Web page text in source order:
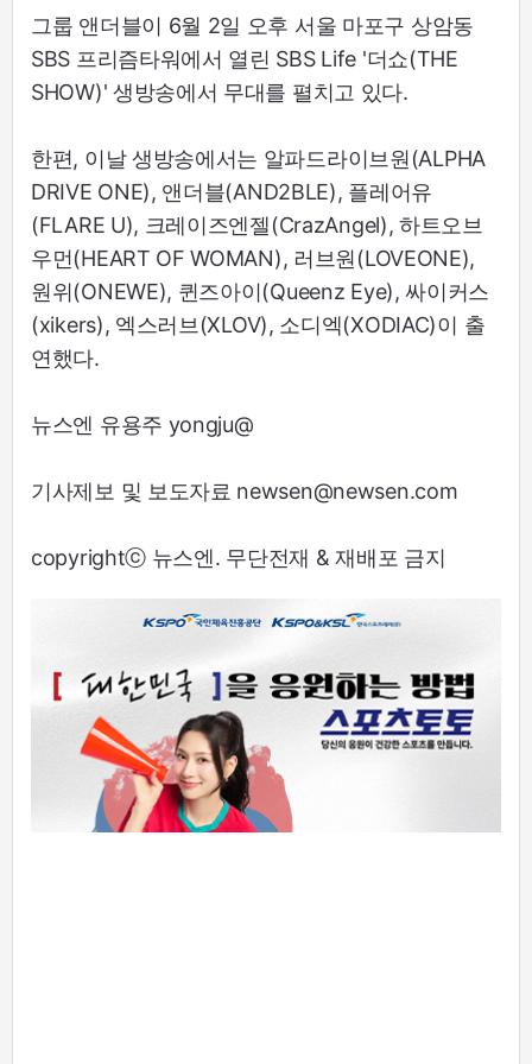
그룹 앤더블이 6월 2일 오후 서울 마포구 상암동
SBS 프리즘타워에서 열린 SBS Life '더쇼(THE
SHOW)' 생방송에서 무대를 펼치고 있다.
한편, 이날 생방송에서는 알파드라이브원(ALPHA
DRIVE ONE), 앤더블(AND2BLE), 플레어유
(FLARE U), 크레이즈엔젤(CrazAngel), 하트오브
우먼(HEART OF WOMAN), 러브원(LOVEONE),
원위(ONEWE), 퀸즈아이(Queenz Eye), 싸이커스
(xikers), 엑스러브(XLOV), 소디엑(XODIAC)이 출
연했다.
뉴스엔 유용주 yongju@
기사제보 및 보도자료 newsen@newsen.com
copyrightⓒ 뉴스엔. 무단전재 & 재배포 금지